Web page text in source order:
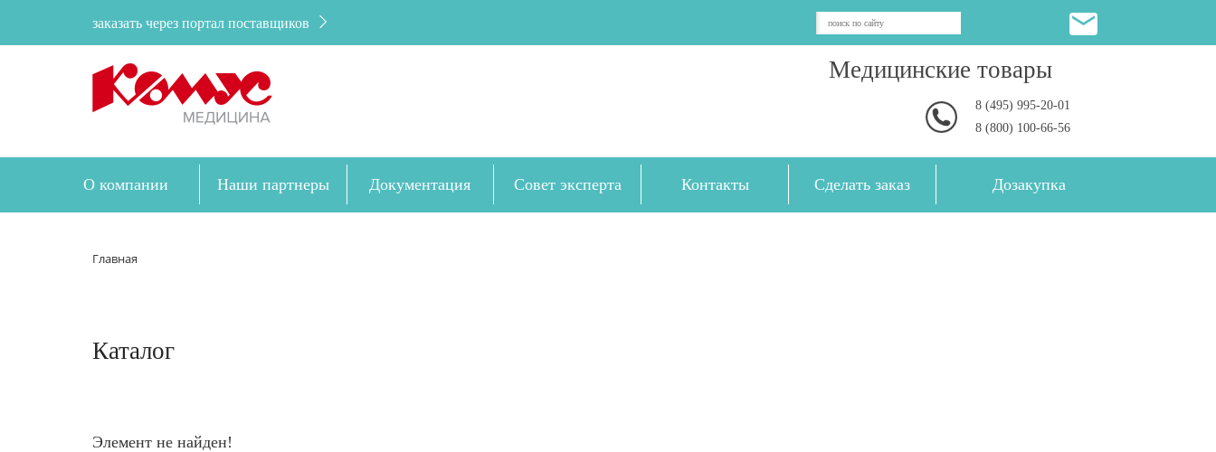
заказать через портал поставщиков
Медицинские товары
8 (495) 995-20-01
8 (800) 100-66-56
О компании Наши партнеры Документация Совет эксперта Контакты Сделать заказ Дозакупка
Главная
Каталог
Элемент не найден!